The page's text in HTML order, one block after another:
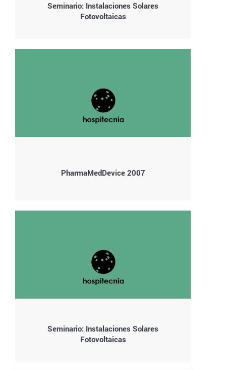
Seminario: Instalaciones Solares
Fotovoltaicas
PharmaMedDevice 2007
Seminario: Instalaciones Solares
Fotovoltaicas